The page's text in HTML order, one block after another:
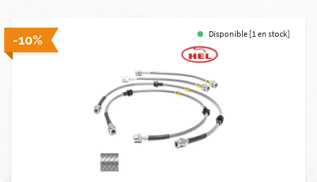
-10% Disponible [1 en stock]